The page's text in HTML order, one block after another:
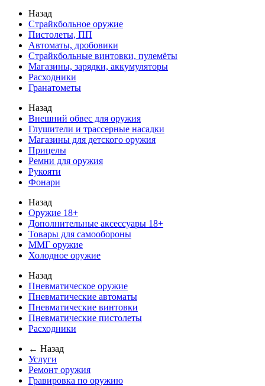
Назад
Страйкбольное оружие
Пистолеты, ПП
Автоматы, дробовики
Страйкбольные винтовки, пулемёты
Магазины, зарядки, аккумуляторы
Расходники
Гранатометы
Назад
Внешний обвес для оружия
Глушители и трассерные насадки
Магазины для детского оружия
Прицелы
Ремни для оружия
Рукояти
Фонари
Назад
Оружие 18+
Дополнительные аксессуары 18+
Товары для самообороны
ММГ оружие
Холодное оружие
Назад
Пневматическое оружие
Пневматические автоматы
Пневматические винтовки
Пневматические пистолеты
Расходники
← Назад
Услуги
Ремонт оружия
Гравировка по оружию